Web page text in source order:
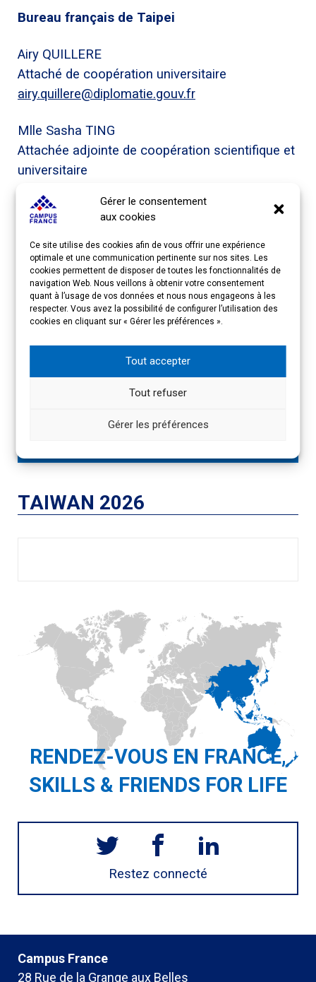
Gérer le consentement
aux cookies
Ce site utilise des cookies afin de vous offrir une expérience
optimale et une communication pertinente sur nos sites. Les
cookies permettent de disposer de toutes les fonctionnalités de
navigation Web. Nous veillons à obtenir votre consentement
quant à l’usage de vos données et nous nous engageons à les
respecter. Vous avez la possibilité de configurer l’utilisation des
cookies en cliquant sur « Gérer les préférences ».
Tout accepter
Tout refuser
Gérer les préférences
Bureau français de Taipei
Airy QUILLERE
Attaché de coopération universitaire
airy.quillere@diplomatie.gouv.fr
Mlle Sasha TING
Attachée adjointe de coopération scientifique et
universitaire
Imprimer Email
ACCÈS RAPIDE
TAIWAN 2026
RENDEZ-VOUS EN FRANCE,
SKILLS & FRIENDS FOR LIFE
Restez connecté
Campus France
28 Rue de la Grange aux Belles